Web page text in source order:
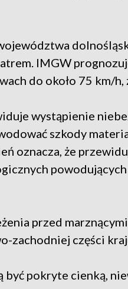
IMGW
do około 75 km/h,
wystąpienie
szkody
oznacza, że
przed
zachodniej części
być pokryte cienką,